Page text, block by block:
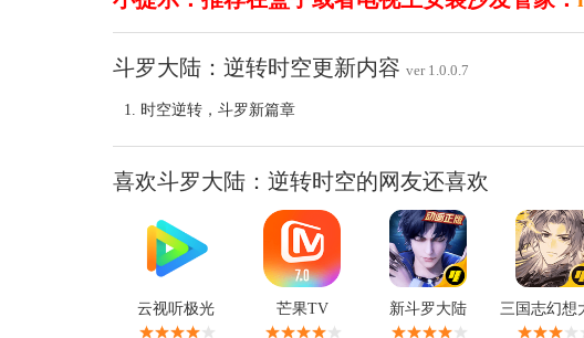
斗罗大陆：逆转时空更新内容 ver 1.0.0.7
时空逆转，斗罗新篇章
喜欢斗罗大陆：逆转时空的网友还喜欢
云视听极光 芒果TV 新斗罗大陆 三国志幻想